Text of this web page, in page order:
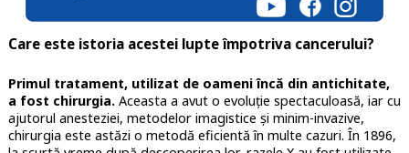
Care este istoria acestei lupte împotriva cancerului?
Primul tratament, utilizat de oameni încă din antichitate,
a fost chirurgia.Aceasta a avut o evoluție spectaculoasă, iar cu
ajutorul anesteziei, metodelor imagistice și minim-invazive,
chirurgia este astăzi o metodă eficientă în multe cazuri. În 1896,